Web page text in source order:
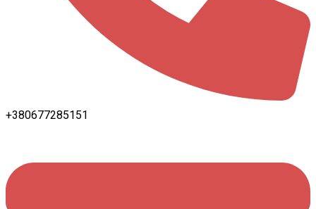
+380677285151